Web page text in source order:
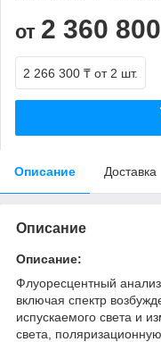
от 2 360 800
2 266 300 ₸ от 2 шт.
Описание Доставка
Описание
Описание:
Флуоресцентный
включая спектр
испускаемого света и
света,